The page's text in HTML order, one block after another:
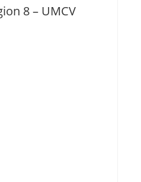
8 – UMCV